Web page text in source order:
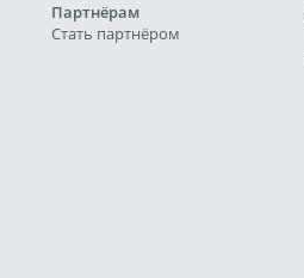
Партнёрам
Стать партнёром